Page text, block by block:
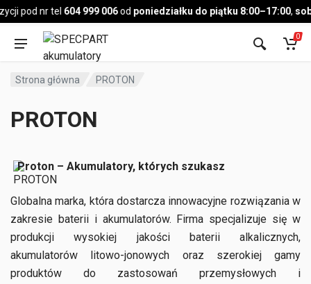
pod nr tel604 999 006odponiedziałku do piątku 8:00–17:00,
Pojazd
0
Strona główna PROTON
PROTON
Proton – Akumulatory, których szukasz
Globalna marka, która dostarcza innowacyjne rozwiązania w
zakresie baterii i akumulatorów. Firma specjalizuje się w
produkcji wysokiej jakości baterii alkalicznych,
akumulatorów litowo-jonowych oraz szerokiej gamy
produktów do zastosowań przemysłowych i